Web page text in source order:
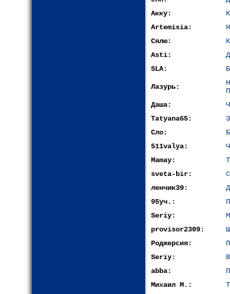
Акку:
Artemisia:
Сялю:
Asti:
SLA:
Лазурь:
Даша:
Tatyana65:
Сло:
511valya:
Mamay:
sveta-bir:
ленчик39:
95уч.:
Seriy:
provisor2309:
Роджерсия:
Seriy:
abba:
Михаил М.: